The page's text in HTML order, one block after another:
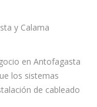
y Calama
en Antofagasta
los sistemas
de cableado